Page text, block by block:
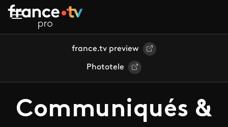
Aller au contenu principal
france.tv preview
Phototele
Communiqués &